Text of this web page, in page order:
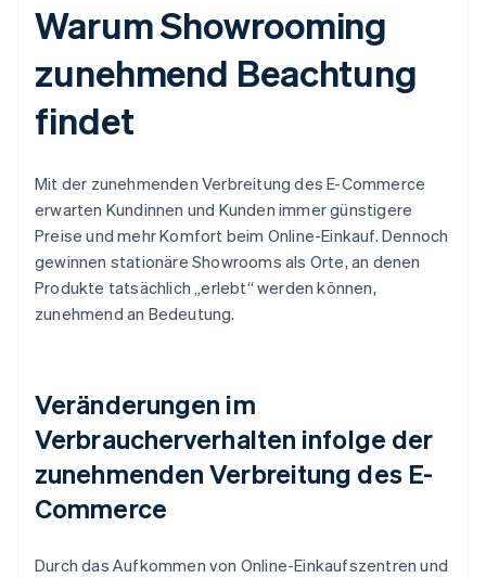
Warum Showrooming
zunehmend Beachtung
findet
Mit der zunehmenden Verbreitung des E-Commerce
erwarten Kundinnen und Kunden immer günstigere
Preise und mehr Komfort beim Online-Einkauf. Dennoch
gewinnen stationäre Showrooms als Orte, an denen
Produkte tatsächlich „erlebt“ werden können,
zunehmend an Bedeutung.
Veränderungen im
Verbraucherverhalten infolge der
zunehmenden Verbreitung des E-
Commerce
Durch das Aufkommen von Online-Einkaufszentren und